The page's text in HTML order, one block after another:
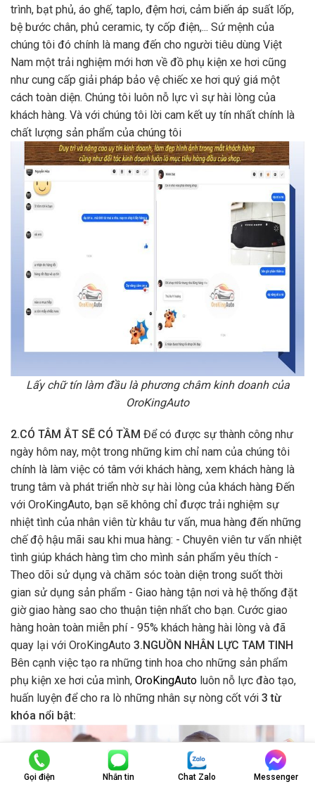
trình, bạt phủ, áo ghế, taplo, đệm hơi, cảm biến áp suất lốp,
bệ bước chân, phủ ceramic, ty cốp điện,... Sứ mệnh của
chúng tôi đó chính là mang đến cho người tiêu dùng Việt
Nam một trải nghiệm mới hơn về đồ phụ kiện xe hơi cũng
như cung cấp giải pháp bảo vệ chiếc xe hơi quý giá một
cách toàn diện. Chúng tôi luôn nỗ lực vì sự hài lòng của
khách hàng. Và với chúng tôi lời cam kết uy tín nhất chính là
chất lượng sản phẩm của chúng tôi
Lấy chữ tín làm đầu là phương châm kinh doanh của
OroKingAuto
2.CÓ TÂM ẮT SẼ CÓ TẦM Để có được sự thành công như
ngày hôm nay, một trong những kim chỉ nam của chúng tôi
chính là làm việc có tâm với khách hàng, xem khách hàng là
trung tâm và phát triển nhờ sự hài lòng của khách hàng Đến
với OroKingAuto, bạn sẽ không chỉ được trải nghiệm sự
nhiệt tình của nhân viên từ khâu tư vấn, mua hàng đến những
chế độ hậu mãi sau khi mua hàng: - Chuyên viên tư vấn nhiệt
tình giúp khách hàng tìm cho mình sản phẩm yêu thích -
Theo dõi sử dụng và chăm sóc toàn diện trong suốt thời
gian sử dụng sản phẩm - Giao hàng tận nơi và hệ thống đặt
giờ giao hàng sao cho thuận tiện nhất cho bạn. Cước giao
hàng hoàn toàn miễn phí - 95% khách hàng hài lòng và đã
quay lại với OroKingAuto 3.NGUỒN NHÂN LỰC TAM TINH
Bên cạnh việc tạo ra những tinh hoa cho những sản phẩm
phụ kiện xe hơi của mình, OroKingAuto luôn nỗ lực đào tạo,
huấn luyện để cho ra lò những nhân sự nòng cốt với 3 từ
khóa nổi bật:
Gọi điện Nhắn tin Chat Zalo Messenger